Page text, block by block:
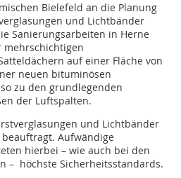
Bielefeld an die Planung
und Lichtbänder
Sanierungsarbeiten in Herne
mehrschichtigen
auf einer Fläche von
neuen bituminösen
zu den grundlegenden
der Luftspalten.
und Lichtbänder
Auf­wändige
hierbei – wie auch bei den
– höchste Sicherheitsstandards.